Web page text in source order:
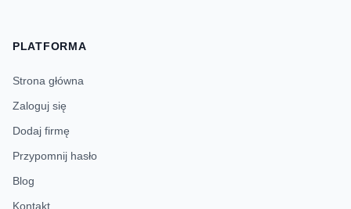
PLATFORMA
Strona główna
Zaloguj się
Dodaj firmę
Przypomnij hasło
Blog
Kontakt